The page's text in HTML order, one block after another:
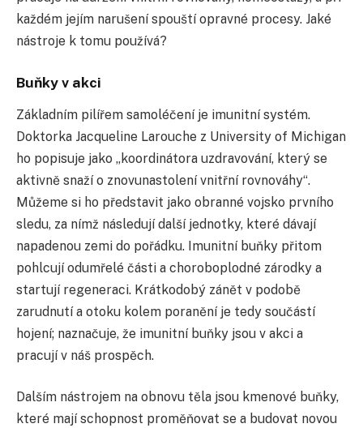
každém jejím narušení spouští opravné procesy. Jaké
nástroje k tomu používá?
Buňky v akci
Základním pilířem samoléčení je imunitní systém.
Doktorka Jacqueline Larouche z University of Michigan
ho popisuje jako „koordinátora uzdravování, který se
aktivně snaží o znovunastolení vnitřní rovnováhy“.
Můžeme si ho představit jako obranné vojsko prvního
sledu, za nímž následují další jednotky, které dávají
napadenou zemi do pořádku. Imunitní buňky přitom
pohlcují odumřelé části a choroboplodné zárodky a
startují regeneraci. Krátkodobý zánět v podobě
zarudnutí a otoku kolem poranění je tedy součástí
hojení; naznačuje, že imunitní buňky jsou v akci a
pracují v náš prospěch.
Dalším nástrojem na obnovu těla jsou kmenové buňky,
které mají schopnost proměňovat se a budovat novou